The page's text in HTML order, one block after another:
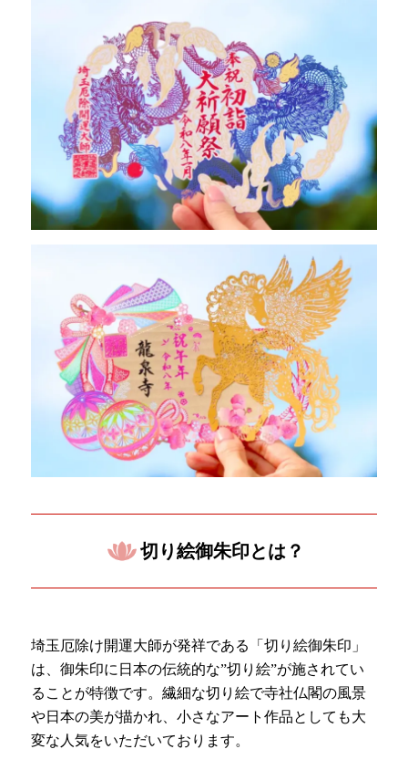
切り絵御朱印とは？
埼玉厄除け開運大師が発祥である「切り絵御朱印」
は、御朱印に日本の伝統的な”切り絵”が施されてい
ることが特徴です。繊細な切り絵で寺社仏閣の風景
や日本の美が描かれ、小さなアート作品としても大
変な人気をいただいております。